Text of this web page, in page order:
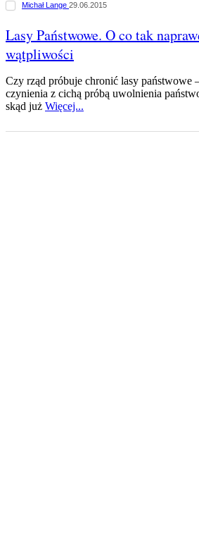
Michał Lange 29.06.2015
Lasy Państwowe. O co tak
wątpliwości
Czy rząd próbuje chronić lasy
czynienia z cichą próbą uwolnienia
skąd już Więcej...